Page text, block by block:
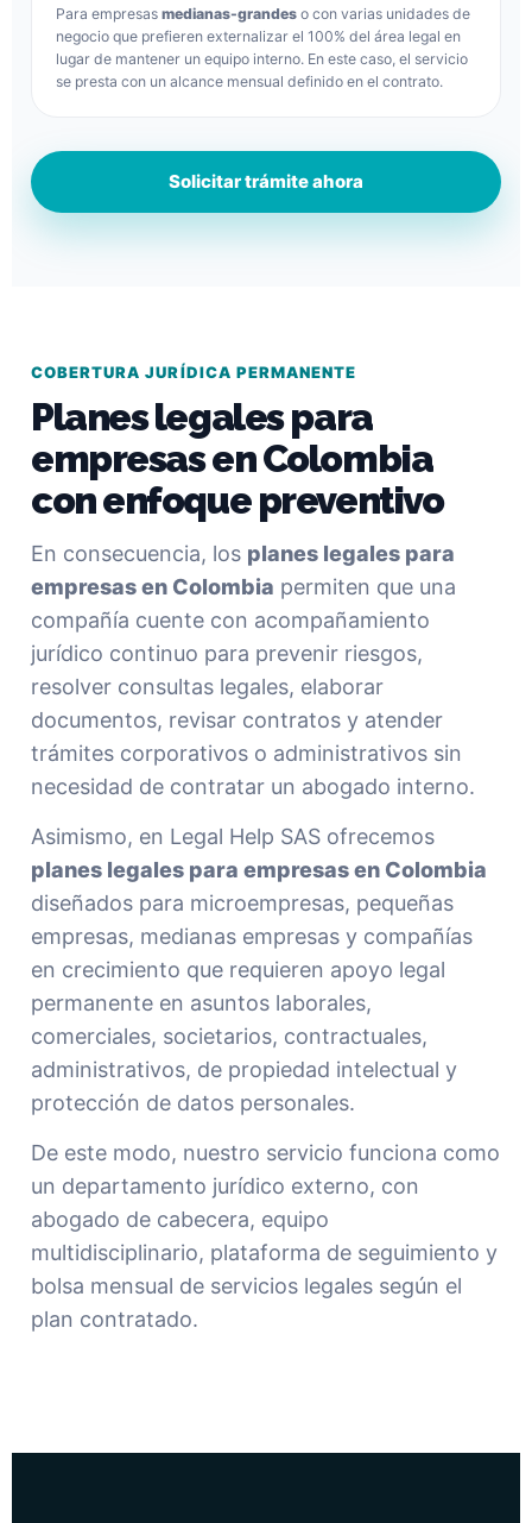
Para empresas medianas-grandes o con varias unidades de
negocio que prefieren externalizar el 100% del área legal en
lugar de mantener un equipo interno. En este caso, el servicio
se presta con un alcance mensual definido en el contrato.
Solicitar trámite ahora
COBERTURA JURÍDICA PERMANENTE
Planes legales para
empresas en Colombia
con enfoque preventivo
En consecuencia, los planes legales para
empresas en Colombia permiten que una
compañía cuente con acompañamiento
jurídico continuo para prevenir riesgos,
resolver consultas legales, elaborar
documentos, revisar contratos y atender
trámites corporativos o administrativos sin
necesidad de contratar un abogado interno.
Asimismo, en Legal Help SAS ofrecemos
planes legales para empresas en Colombia
diseñados para microempresas, pequeñas
empresas, medianas empresas y compañías
en crecimiento que requieren apoyo legal
permanente en asuntos laborales,
comerciales, societarios, contractuales,
administrativos, de propiedad intelectual y
protección de datos personales.
De este modo, nuestro servicio funciona como
un departamento jurídico externo, con
abogado de cabecera, equipo
multidisciplinario, plataforma de seguimiento y
bolsa mensual de servicios legales según el
plan contratado.